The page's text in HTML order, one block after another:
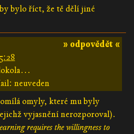
bylo říct, že tě dělí jiné
» odpovědět «
neuveden
omyly, které mu byly
vyjasnění nerozporoval).
requires the willingness to